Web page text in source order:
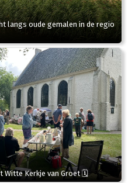
langs oude gemalen in de regio
Witte Kerkje van Groet 🗓